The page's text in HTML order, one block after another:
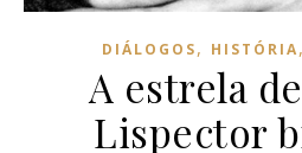
DIÁLOGOS, HISTÓRIA,
A estrela
Lispector